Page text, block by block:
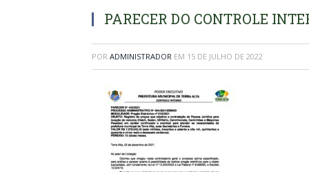
PARECER DO CONTROLE
POR ADMINISTRADOR EM 15 DE JULHO DE 2022